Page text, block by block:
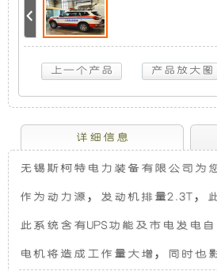
放
式
发
机
车）
3KW
取
力
发
电
机
统
（福
特
撼
路
者
人
防
详细信息
无锡斯柯特电力装备有限公司为
作为动力源，发动机排量2.3T，
此系统含有UPS功能及市电发电
电机将造成工作量大增，同时也